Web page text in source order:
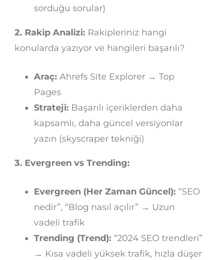
sorduğu sorular)
2. Rakip Analizi: Rakipleriniz hangi
konularda yazıyor ve hangileri başarılı?
Araç: Ahrefs Site Explorer → Top
Pages
Strateji: Başarılı içeriklerden daha
kapsamlı, daha güncel versiyonlar
yazın (skyscraper tekniği)
3. Evergreen vs Trending:
Evergreen (Her Zaman Güncel): “SEO
nedir”, “Blog nasıl açılır” → Uzun
vadeli trafik
Trending (Trend): “2024 SEO trendleri”
→ Kısa vadeli yüksek trafik, hızla düşer